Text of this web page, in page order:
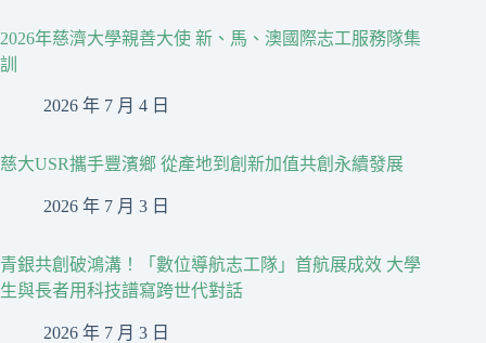
2026年慈濟大學親善大使 新、馬、澳國際志工服務隊集
訓
2026 年 7 月 4 日
慈大USR攜手豐濱鄉 從產地到創新加值共創永續發展
2026 年 7 月 3 日
青銀共創破鴻溝！「數位導航志工隊」首航展成效 大學
生與長者用科技譜寫跨世代對話
2026 年 7 月 3 日